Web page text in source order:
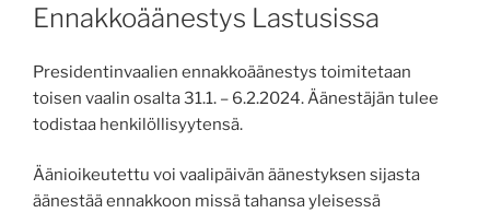
Ennakkoäänestys Lastusissa
Presidentinvaalien ennakkoäänestys toimitetaan
toisen vaalin osalta 31.1. – 6.2.2024. Äänestäjän tulee
todistaa henkilöllisyytensä.
Äänioikeutettu voi vaalipäivän äänestyksen sijasta
äänestää ennakkoon missä tahansa yleisessä